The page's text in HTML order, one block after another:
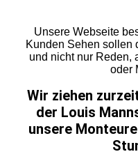
Unsere Webseite
Kunden Sehen sollen
und nicht nur Reden,
oder
Wir ziehen
der Louis
unsere